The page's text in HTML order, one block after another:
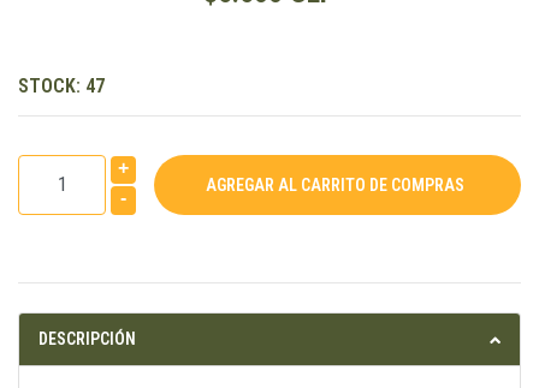
STOCK: 47
+
-
DESCRIPCIÓN